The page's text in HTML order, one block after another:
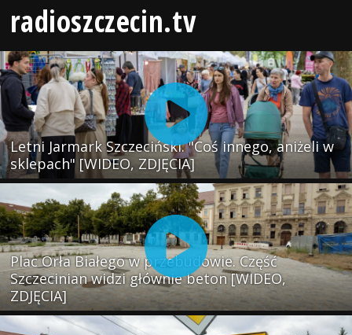
radioszczecin.tv
Letni Jarmark Szczeciński. "Coś innego, aniżeli w
sklepach" [WIDEO, ZDJĘCIA]
Plac Orła Białego w przebudowie. Część
Szczecinian widzi głównie beton [WIDEO,
ZDJĘCIA]